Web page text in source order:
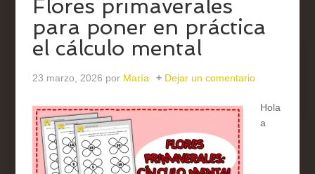
Flores primaverales
para poner en práctica
el cálculo mental
23 marzo, 2026 por María Dejar un comentario
Hola
a